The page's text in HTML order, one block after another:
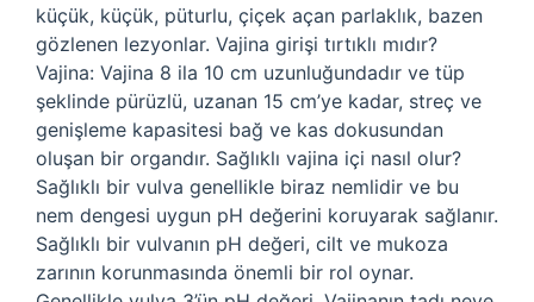
küçük, küçük, püturlu, çiçek açan parlaklık, bazen
gözlenen lezyonlar. Vajina girişi tırtıklı mıdır?
Vajina: Vajina 8 ila 10 cm uzunluğundadır ve tüp
şeklinde pürüzlü, uzanan 15 cm’ye kadar, streç ve
genişleme kapasitesi bağ ve kas dokusundan
oluşan bir organdır. Sağlıklı vajina içi nasıl olur?
Sağlıklı bir vulva genellikle biraz nemlidir ve bu
nem dengesi uygun pH değerini koruyarak sağlanır.
Sağlıklı bir vulvanın pH değeri, cilt ve mukoza
zarının korunmasında önemli bir rol oynar.